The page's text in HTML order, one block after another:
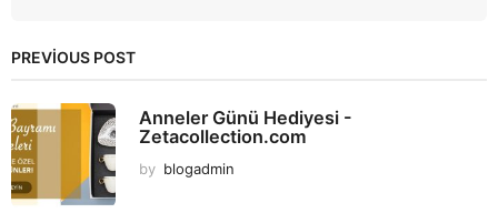
PREVIOUS POST
Anneler Günü Hediyesi -
Zetacollection.com
by blogadmin